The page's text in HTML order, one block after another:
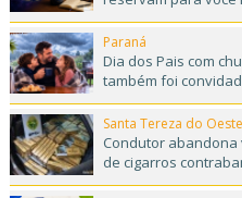
Paraná
Dia dos Pais com
também foi
Santa Tereza do Oeste
Condutor abandona
de cigarros